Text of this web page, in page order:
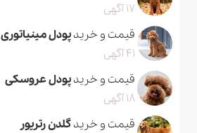
17 آگهی
قیمت و خریدپودل مینیاتوری
41 آگهی
قیمت و خریدپودل عروسکی
18 آگهی
قیمت و خریدگلدن رتریور